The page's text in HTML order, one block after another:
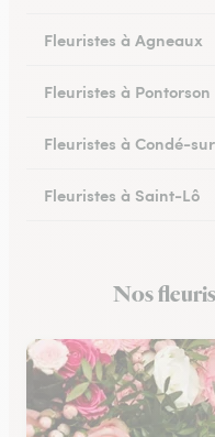
Fleuristes à Agneaux
Fleuristes à Pontorson
Fleuristes à Condé-
Fleuristes à Saint-Lô
Fleuristes à Granville
Nos